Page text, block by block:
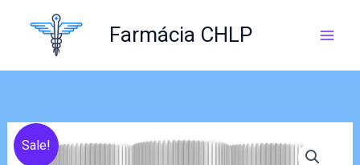
Farmácia CHLP
Sale!